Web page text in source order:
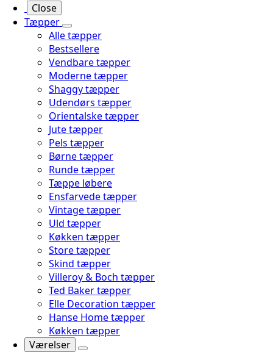
Close
Tæpper
Alle tæpper
Bestsellere
Vendbare tæpper
Moderne tæpper
Shaggy tæpper
Udendørs tæpper
Orientalske tæpper
Jute tæpper
Pels tæpper
Børne tæpper
Runde tæpper
Tæppe løbere
Ensfarvede tæpper
Vintage tæpper
Uld tæpper
Køkken tæpper
Store tæpper
Skind tæpper
Villeroy & Boch tæpper
Ted Baker tæpper
Elle Decoration tæpper
Hanse Home tæpper
Køkken tæpper
Værelser